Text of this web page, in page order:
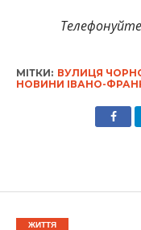
МІТКИ: ВУЛИЦЯ
НОВИНИ ІВАНО-
ЖИТТЯ